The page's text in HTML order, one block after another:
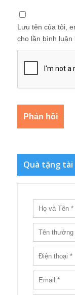
Lưu tên của tôi,
cho lần bình luận
Quà tặng tài